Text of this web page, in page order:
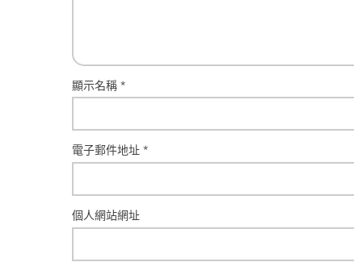
顯示名稱 *
電子郵件地址 *
個人網站網址